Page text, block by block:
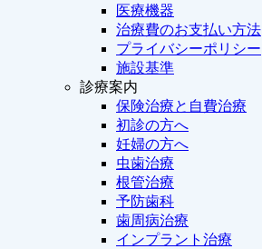
医療機器
治療費のお支払い方法
プライバシーポリシー
施設基準
診療案内
保険治療と自費治療
初診の方へ
妊婦の方へ
虫歯治療
根管治療
予防歯科
歯周病治療
インプラント治療